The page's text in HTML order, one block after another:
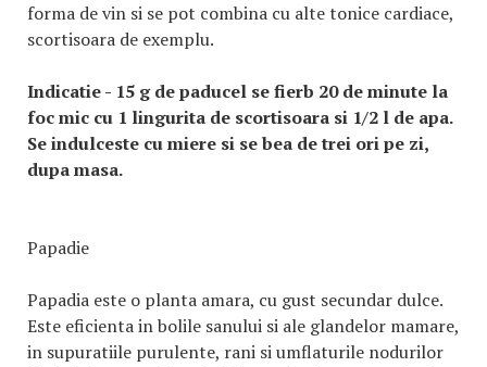
forma de vin si se pot combina cu alte tonice cardiace,
scortisoara de exemplu.
Indicatie - 15 g de paducel se fierb 20 de minute la
foc mic cu 1 lingurita de scortisoara si 1/2 l de apa.
Se indulceste cu miere si se bea de trei ori pe zi,
dupa masa.
Papadie
Papadia este o planta amara, cu gust secundar dulce.
Este eficienta in bolile sanului si ale glandelor mamare,
in supuratiile purulente, rani si umflaturile nodurilor